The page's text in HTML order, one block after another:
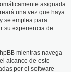
asignada
una vez que haya
se emplea para
su experiencia de
mientras navega
alcance de este
por el software